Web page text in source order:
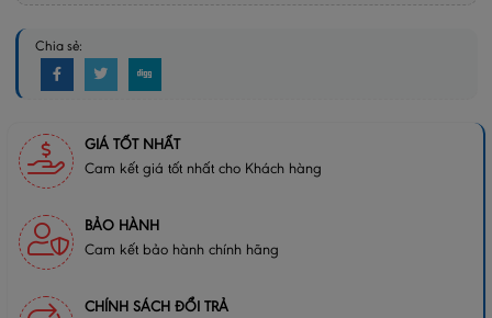
Chia sẻ:
GIÁ TỐT NHẤT
Cam kết giá tốt nhất cho Khách hàng
BẢO HÀNH
Cam kết bảo hành chính hãng
CHÍNH SÁCH ĐỔI TRẢ